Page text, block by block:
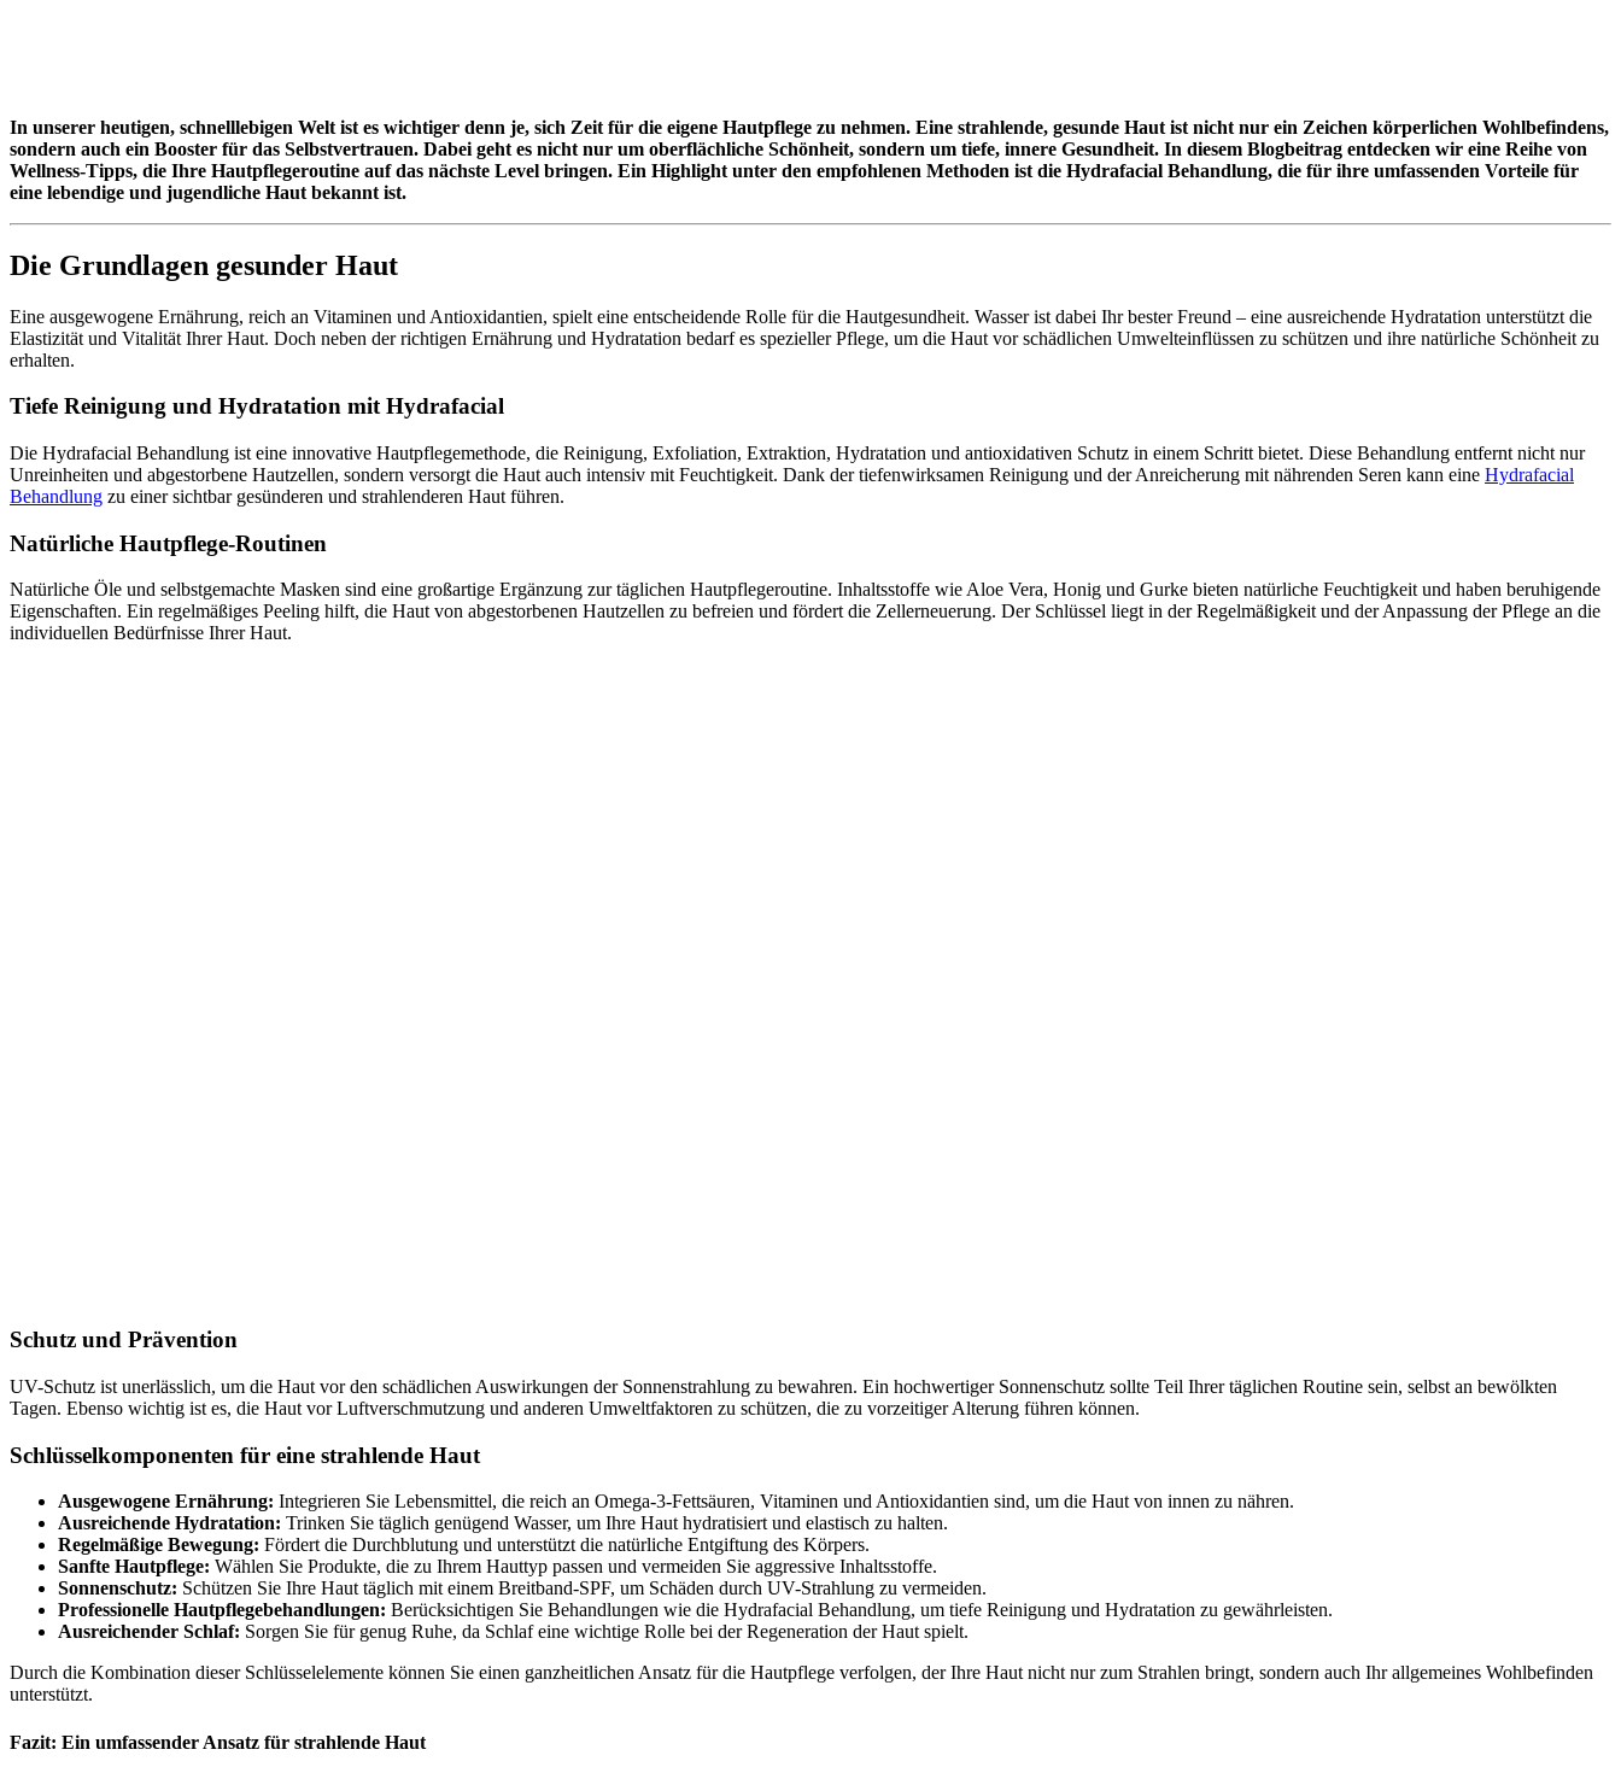
In unserer heutigen, schnelllebigen Welt ist es wichtiger denn je, sich Zeit für die eigene Hautpflege zu nehmen. Eine strahlende, gesunde Haut ist nicht nur ein Zeichen körperlichen Wohlbefindens,
sondern auch ein Booster für das Selbstvertrauen. Dabei geht es nicht nur um oberflächliche Schönheit, sondern um tiefe, innere Gesundheit. In diesem Blogbeitrag entdecken wir eine Reihe von
Wellness-Tipps, die Ihre Hautpflegeroutine auf das nächste Level bringen. Ein Highlight unter den empfohlenen Methoden ist die Hydrafacial Behandlung, die für ihre umfassenden Vorteile für
eine lebendige und jugendliche Haut bekannt ist.
Die Grundlagen gesunder Haut
Eine ausgewogene Ernährung, reich an Vitaminen und Antioxidantien, spielt eine entscheidende Rolle für die Hautgesundheit. Wasser ist dabei Ihr bester Freund – eine ausreichende Hydratation unterstützt die
Elastizität und Vitalität Ihrer Haut. Doch neben der richtigen Ernährung und Hydratation bedarf es spezieller Pflege, um die Haut vor schädlichen Umwelteinflüssen zu schützen und ihre natürliche Schönheit zu
erhalten.
Tiefe Reinigung und Hydratation mit Hydrafacial
Die Hydrafacial Behandlung ist eine innovative Hautpflegemethode, die Reinigung, Exfoliation, Extraktion, Hydratation und antioxidativen Schutz in einem Schritt bietet. Diese Behandlung entfernt nicht nur
Unreinheiten und abgestorbene Hautzellen, sondern versorgt die Haut auch intensiv mit Feuchtigkeit. Dank der tiefenwirksamen Reinigung und der Anreicherung mit nährenden Seren kann eine Hydrafacial
Behandlung zu einer sichtbar gesünderen und strahlenderen Haut führen.
Natürliche Hautpflege-Routinen
Natürliche Öle und selbstgemachte Masken sind eine großartige Ergänzung zur täglichen Hautpflegeroutine. Inhaltsstoffe wie Aloe Vera, Honig und Gurke bieten natürliche Feuchtigkeit und haben beruhigende
Eigenschaften. Ein regelmäßiges Peeling hilft, die Haut von abgestorbenen Hautzellen zu befreien und fördert die Zellerneuerung. Der Schlüssel liegt in der Regelmäßigkeit und der Anpassung der Pflege an die
individuellen Bedürfnisse Ihrer Haut.
Schutz und Prävention
UV-Schutz ist unerlässlich, um die Haut vor den schädlichen Auswirkungen der Sonnenstrahlung zu bewahren. Ein hochwertiger Sonnenschutz sollte Teil Ihrer täglichen Routine sein, selbst an bewölkten
Tagen. Ebenso wichtig ist es, die Haut vor Luftverschmutzung und anderen Umweltfaktoren zu schützen, die zu vorzeitiger Alterung führen können.
Schlüsselkomponenten für eine strahlende Haut
Ausgewogene Ernährung: Integrieren Sie Lebensmittel, die reich an Omega-3-Fettsäuren, Vitaminen und Antioxidantien sind, um die Haut von innen zu nähren.
Ausreichende Hydratation: Trinken Sie täglich genügend Wasser, um Ihre Haut hydratisiert und elastisch zu halten.
Regelmäßige Bewegung: Fördert die Durchblutung und unterstützt die natürliche Entgiftung des Körpers.
Sanfte Hautpflege: Wählen Sie Produkte, die zu Ihrem Hauttyp passen und vermeiden Sie aggressive Inhaltsstoffe.
Sonnenschutz: Schützen Sie Ihre Haut täglich mit einem Breitband-SPF, um Schäden durch UV-Strahlung zu vermeiden.
Professionelle Hautpflegebehandlungen: Berücksichtigen Sie Behandlungen wie die Hydrafacial Behandlung, um tiefe Reinigung und Hydratation zu gewährleisten.
Ausreichender Schlaf: Sorgen Sie für genug Ruhe, da Schlaf eine wichtige Rolle bei der Regeneration der Haut spielt.
Durch die Kombination dieser Schlüsselelemente können Sie einen ganzheitlichen Ansatz für die Hautpflege verfolgen, der Ihre Haut nicht nur zum Strahlen bringt, sondern auch Ihr allgemeines Wohlbefinden
unterstützt.
Fazit: Ein umfassender Ansatz für strahlende Haut